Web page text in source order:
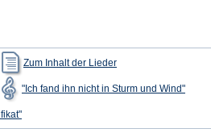
(Öffnet
einem
neuen
Tab)
Zum Inhalt der Liederin
neuen
"Ich fand ihn nicht in Sturm und Wind"in
Tab)
in
einem